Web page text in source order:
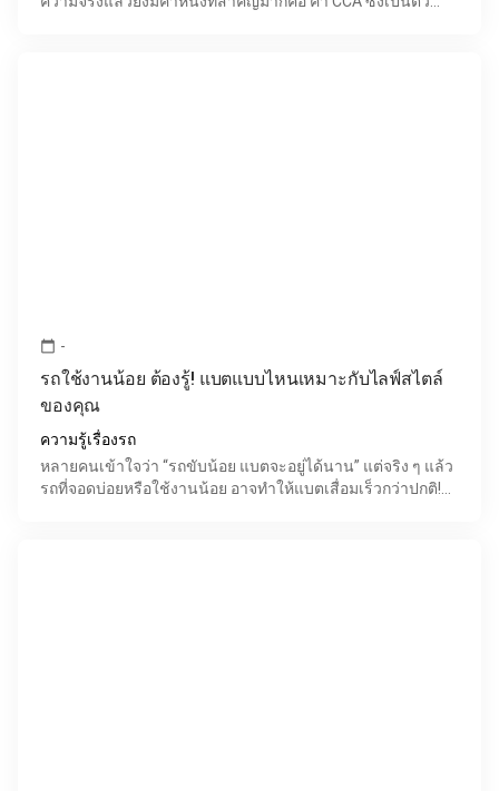
calendar_today -
รถใช้งานน้อย ต้องรู้! แบตแบบไหนเหมาะกับไลฟ์สไตล์
ของคุณ
ความรู้เรื่องรถ
หลายคนเข้าใจว่า “รถขับน้อย แบตจะอยู่ได้นาน” แต่จริง ๆ แล้ว
รถที่จอดบ่อยหรือใช้งานน้อย อาจทำให้แบตเสื่อมเร็วกว่าปกติ!